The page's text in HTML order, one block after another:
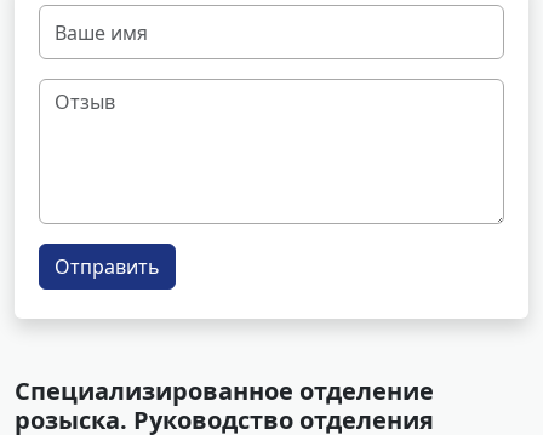
Отправить
Специализированное отделение
розыска. Руководство отделения